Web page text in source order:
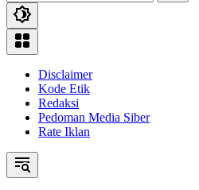
Disclaimer
Kode Etik
Redaksi
Pedoman Media Siber
Rate Iklan